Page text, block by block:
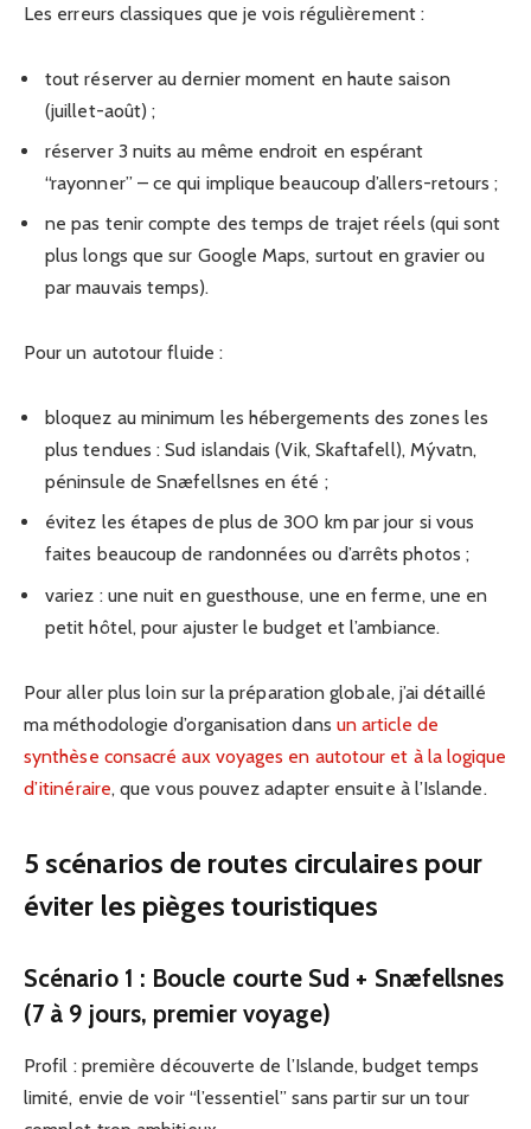
Les erreurs classiques que je vois régulièrement :
tout réserver au dernier moment en haute saison
(juillet-août) ;
réserver 3 nuits au même endroit en espérant
“rayonner” – ce qui implique beaucoup d’allers-retours ;
ne pas tenir compte des temps de trajet réels (qui sont
plus longs que sur Google Maps, surtout en gravier ou
par mauvais temps).
Pour un autotour fluide :
bloquez au minimum les hébergements des zones les
plus tendues : Sud islandais (Vik, Skaftafell), Mývatn,
péninsule de Snæfellsnes en été ;
évitez les étapes de plus de 300 km par jour si vous
faites beaucoup de randonnées ou d’arrêts photos ;
variez : une nuit en guesthouse, une en ferme, une en
petit hôtel, pour ajuster le budget et l’ambiance.
Pour aller plus loin sur la préparation globale, j’ai détaillé
ma méthodologie d’organisation dans un article de
synthèse consacré aux voyages en autotour et à la logique
d’itinéraire, que vous pouvez adapter ensuite à l’Islande.
5 scénarios de routes circulaires pour
éviter les pièges touristiques
Scénario 1 : Boucle courte Sud + Snæfellsnes
(7 à 9 jours, premier voyage)
Profil : première découverte de l’Islande, budget temps
limité, envie de voir “l’essentiel” sans partir sur un tour